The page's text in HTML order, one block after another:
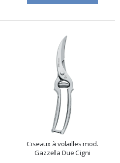
Ciseaux à volailles mod.
Gazzella Due Cigni